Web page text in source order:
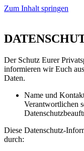
Zum Inhalt springen
Der Schutz Eurer
informieren wir Euch
Daten.
Name und
Verantwortlichen
Diese Datenschutz-
durch: